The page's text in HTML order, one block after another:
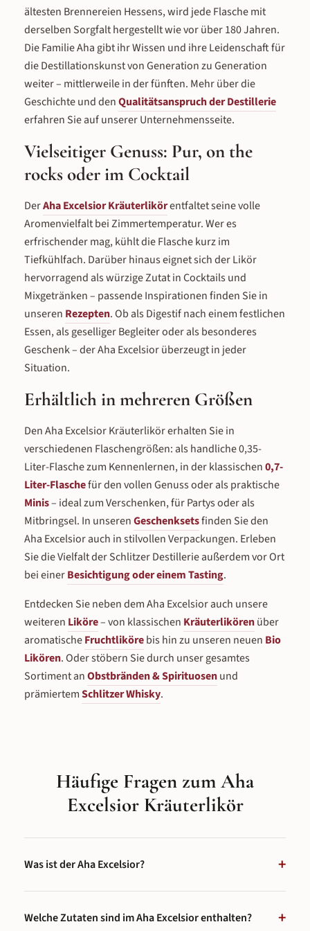
der Aha Excelsior komplexer und kräftiger –
mehr Kräuter, weniger Süße, mehr Tiefe. Und
im Vergleich zum Boonekamp mit 49 % vol.
ist er zugänglicher und fruchtiger – dort
rohe Kräuterkraft, hier aromatische Vielfalt.
der Aha Excelsior komplexer und kräftiger –
mehr Kräuter, weniger Süße, mehr Tiefe. Und
im Vergleich zum Boonekamp mit 49 % vol.
rohe Kräuterkraft, hier aromatische Vielfalt.
ältesten Brennereien Hessens, wird jede Flasche mit
derselben Sorgfalt hergestellt wie vor über 180 Jahren.
Die Familie Aha gibt ihr Wissen und ihre Leidenschaft für
die Destillationskunst von Generation zu Generation
weiter – mittlerweile in der fünften. Mehr über die
Geschichte und denQualitätsanspruch der Destillerie
erfahren Sie auf unserer Unternehmensseite.
Vielseitiger Genuss: Pur, on the
rocks oder im Cocktail
DerAha Excelsior Kräuterlikörentfaltet seine volle
Aromenvielfalt bei Zimmertemperatur. Wer es
erfrischender mag, kühlt die Flasche kurz im
Tiefkühlfach. Darüber hinaus eignet sich der Likör
hervorragend als würzige Zutat in Cocktails und
Mixgetränken – passende Inspirationen finden Sie in
unseren Rezepten. Ob als Digestif nach einem festlichen
Essen, als geselliger Begleiter oder als besonderes
Geschenk – der Aha Excelsior überzeugt in jeder
Situation.
Erhältlich in mehreren Größen
Den Aha Excelsior Kräuterlikör erhalten Sie in
verschiedenen Flaschengrößen: als handliche 0,35-
Liter-Flasche zum Kennenlernen, in der klassischen0,7-
Liter-Flaschefür den vollen Genuss oder als praktische
Minis– ideal zum Verschenken, für Partys oder als
Mitbringsel. In unserenGeschenksetsfinden Sie den
Aha Excelsior auch in stilvollen Verpackungen. Erleben
Sie die Vielfalt der Schlitzer Destillerie außerdem vor Ort
bei einerBesichtigung oder einem Tasting.
Entdecken Sie neben dem Aha Excelsior auch unsere
weiteren Liköre– von klassischen Kräuterlikörenüber
aromatischeFruchtlikörebis hin zu unseren neuen Bio
Likören. Oder stöbern Sie durch unser gesamtes
Sortiment anObstbränden & Spirituosenund
prämiertemSchlitzer Whisky.
Häufige Fragen zum Aha
Excelsior Kräuterlikör
Was ist der Aha Excelsior? +
vol. aus derSchlitzer Destilleriein Hessen. Er wird seit 1843
Welche Zutaten sind im Aha Excelsior enthalten? +